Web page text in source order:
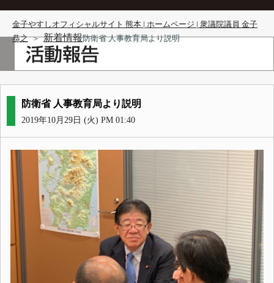
金子やすしオフィシャルサイト 熊本 | ホームページ | 衆議院議員 金子
恭之 ＞ 新着情報防衛省 人事教育局より説明
防衛省 人事教育局より説明
2019年10月29日 (火) PM 01:40